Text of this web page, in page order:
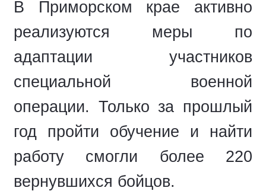
В Приморском крае активно
реализуются меры по
адаптации участников
специальной военной
операции. Только за прошлый
год пройти обучение и найти
работу смогли более 220
вернувшихся бойцов.